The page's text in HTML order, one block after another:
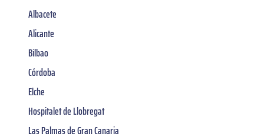
Albacete
Alicante
Bilbao
Córdoba
Elche
Hospitalet de Llobregat
Las Palmas de Gran Canaria